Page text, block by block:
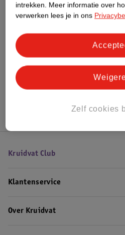
Bestel & Bezorginformatie
Bekijk ook
MeerELF Alle Foundation
Hoe controleren wij de reviews?
Kruidvat Club
Klantenservice
Over Kruidvat
intrekken. Meer informatie over
verwerken lees je in ons
Zelf cookies